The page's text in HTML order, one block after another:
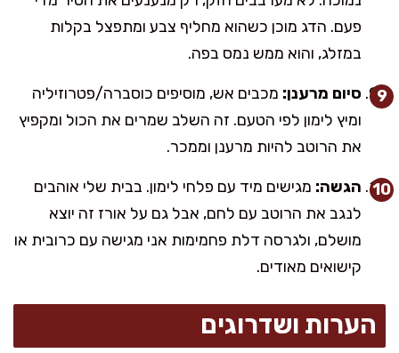
פעם. הדג מוכן כשהוא מחליף צבע ומתפצל בקלות
במזלג, והוא ממש נמס בפה.
סיום מרענן: מכבים אש, מוסיפים כוסברה/פטרוזיליה
ומיץ לימון לפי הטעם. זה השלב שמרים את הכול ומקפיץ
את הרוטב להיות מרענן וממכר.
הגשה: מגישים מיד עם פלחי לימון. בבית שלי אוהבים
לנגב את הרוטב עם לחם, אבל גם על אורז זה יוצא
מושלם, ולגרסה דלת פחמימות אני מגישה עם כרובית או
קישואים מאודים.
הערות ושדרוגים